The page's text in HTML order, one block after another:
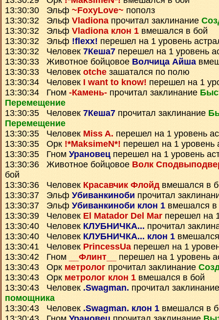
13:30:30 Эльф ~FoxyLove~ пополз
13:30:32 Эльф Vladionaпрочитал заклинание
13:30:32 Эльф Vladiona клон 1 вмешался в бой
13:30:32 Эльф !flexx! перешел на 1 уровень
13:30:32 Человек 7Кеша7 перешел на 1 уровень
13:30:33 Животное бойцовое Волчица Айша
13:30:33 Человек otche зашатался по полю
13:30:34 Человек I want to know! перешел на 1
13:30:34 Гном -Камень- прочитал заклинание
Перемещение
13:30:35 Человек 7Кеша7 прочитал заклинание
Перемещение
13:30:35 Человек Miss A. перешел на 1 уровень
13:30:35 Орк !*MaksimeN*! перешел на 1 уровень
13:30:35 Гном Урановец перешел на 1 уровень
13:30:36 Животное бойцовое Волк
бой
13:30:36 Человек Красавчик Флойдвмешался в
13:30:37 Эльф Убиванкиноби прочитал
13:30:37 Эльф Убиванкиноби клон 1 вмешался в
13:30:39 Человек El Matador Del Mar перешел на
13:30:40 Человек КЛУБНИЧКА... прочитал
13:30:40 Человек КЛУБНИЧКА... клон 1
13:30:41 Человек PrincessUaперешел на 1
13:30:42 Гном
__Флинт__
перешел на 1 уровень
13:30:43 Орк метролог прочитал заклинание
13:30:43 Орк метролог клон 1 вмешался в бой
13:30:43 Человек .Swagman. прочитал
помощника
13:30:43 Человек .Swagman. клон 1 вмешался в